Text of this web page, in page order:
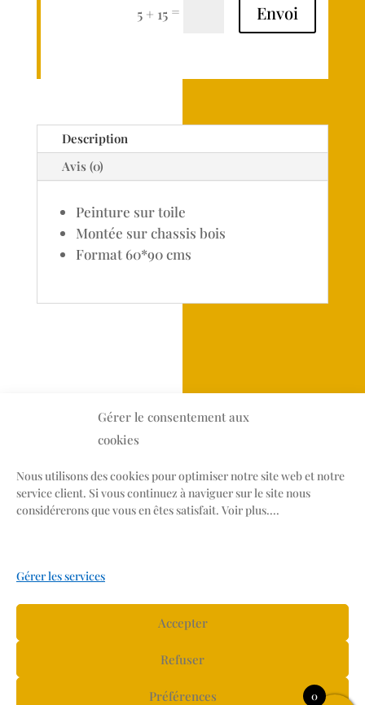
Gérer le consentement aux
cookies
Nous utilisons des cookies pour optimiser notre site web et notre
service client. Si vous continuez à naviguer sur le site nous
considérerons que vous en êtes satisfait. Voir plus....
Gérer les services
Accepter
Refuser
Préférences
5 + 15 = Envoi
Description
Avis (0)
Peinture sur toile
Montée sur chassis bois
Format 60*90 cms
Suivez les aventures
0